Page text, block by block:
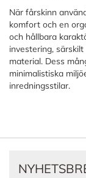
När fårskinn
komfort och en
och hållbara
investering,
material. Dess
minimalistiska
inredningsstilar.